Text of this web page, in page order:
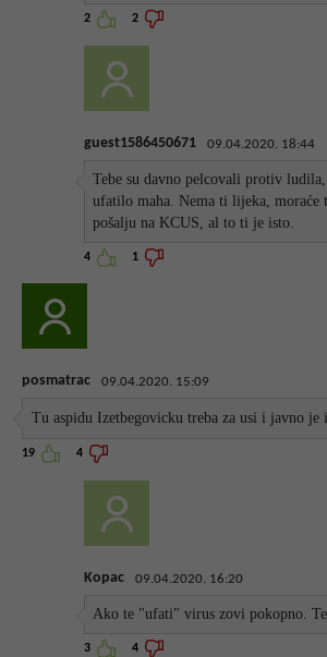
2 2
guest1586450671 09.04.2020. 18:44
Tebe su davno pelcovali protiv
ufatilo maha. Nema ti lijeka, moraće
pošalju na KCUS, al to ti je isto.
4 1
posmatrac 09.04.2020. 15:09
Tu aspidu Izetbegovicku treba za usi i javno je
19 4
Kopac 09.04.2020. 16:20
Ako te "ufati" virus zovi pokopno.
3 4